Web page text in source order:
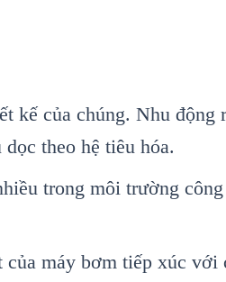
kế của chúng. Nhu động
theo hệ tiêu hóa.
trong môi trường
máy bơm tiếp xúc với